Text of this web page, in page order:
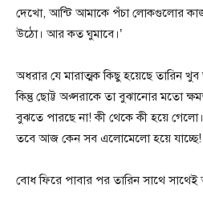
দেখো, আন্টি আমাকে পঁচা লোকগুলোর কাজ
উঠো। আর কত ঘুমাবে।’
অধরার যে মারাত্মক কিছু হয়েছে তারিন
কিন্তু ছোট্ট অপ্সরাকে তা বুঝানোর মতো
বুঝতে পারছে না! কী থেকে কী হয়ে
তবে আজ কেন সব এলোমেলো হয়ে যাচ্ছে!
বোধ ফিরে পাবার পর তারিন সাথে